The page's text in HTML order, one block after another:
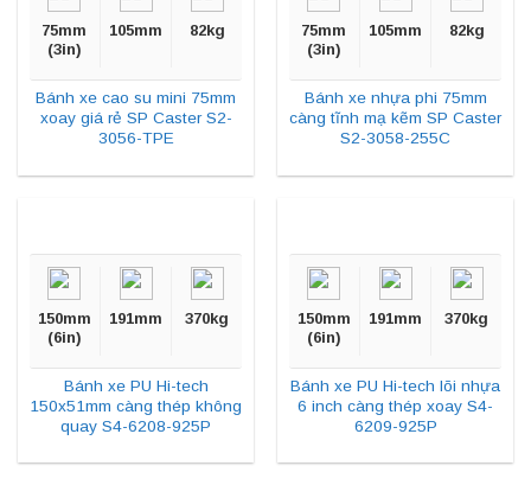
75mm
(3in)
105mm 82kg
Bánh xe cao su mini 75mm
xoay giá rẻ SP Caster S2-
3056-TPE
75mm
(3in)
105mm 82kg
Bánh xe nhựa phi 75mm
càng tĩnh mạ kẽm SP Caster
S2-3058-255C
150mm
(6in)
191mm 370kg
Bánh xe PU Hi-tech
150x51mm càng thép không
quay S4-6208-925P
150mm
(6in)
191mm 370kg
Bánh xe PU Hi-tech lõi nhựa
6 inch càng thép xoay S4-
6209-925P